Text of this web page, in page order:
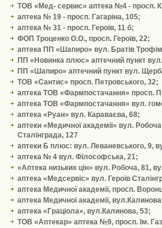
ТОВ «Мед- сервис» аптека №4 - просп.
аптека № 19 - просп. Гагаріна, 105;
аптека № 31 - просп. Героїв, 11 б;
ФОП Троценко О.О., просп. Героїв, 22;
аптека ПП «Шапиро» вул. Братів
ПП «Новинка плюс» аптечний пункт
ПП «Шапиро» аптечний пункт вул.
ТОВ «Сантис» просп. Петровського, 32;
аптека ТОВ «Фармпостачання» просп.
аптека ТОВ «Фармпостачання» вул.
аптека «Руан» вул. Караваєва, 68;
аптеки «Медичної академії» вул.
Сталінграда, 127
аптеки Б плюс: вул. Леваневського, 9,
аптека № 4 вул. Філософська, 21;
«Аптека низьких цін» вул. Робоча, 81,
аптека «Медсервіс» вул. Героїв
аптека Медичної академії, просп.
аптека Медичної академії,
аптека «Граціола», вул.Калинова, 53;
ТОВ «Аптекар» аптека №9, просп. Ім.